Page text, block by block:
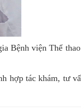
Bệnh viện Thể
hợp tác khám, tư